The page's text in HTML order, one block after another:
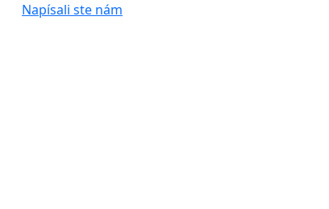
Napísali ste nám